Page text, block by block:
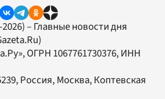
– Главные новости дня
, ОГРН 1067761730376, ИНН
Россия, Москва, Коптевская